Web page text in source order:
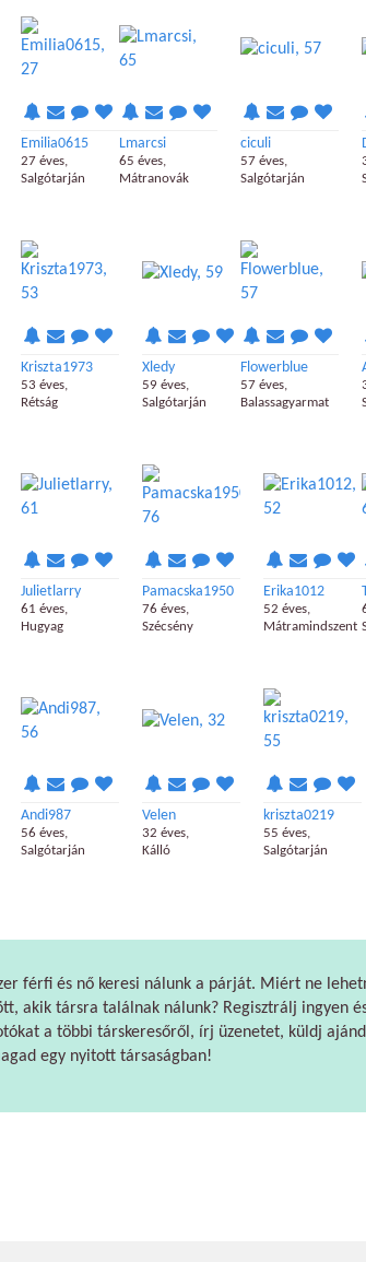
Emilia0615
27 éves,
Salgótarján
Lmarcsi
65 éves,
Mátranovák
ciculi
57 éves,
Salgótarján
Kriszta1973
53 éves,
Rétság
Xledy
59 éves,
Salgótarján
Flowerblue
57 éves,
Balassagyarmat
Julietlarry
61 éves,
Hugyag
Pamacska1950
76 éves,
Szécsény
Erika1012
52 éves,
Mátramindszent
Andi987
56 éves,
Salgótarján
Velen
32 éves,
Kálló
kriszta0219
55 éves,
Salgótarján
férfi és nő keresi nálunk a párját. Miért ne
akik társra találnak nálunk? Regisztrálj ingyen
a többi társkeresőről, írj üzenetet, küldj
egy nyitott társaságban!